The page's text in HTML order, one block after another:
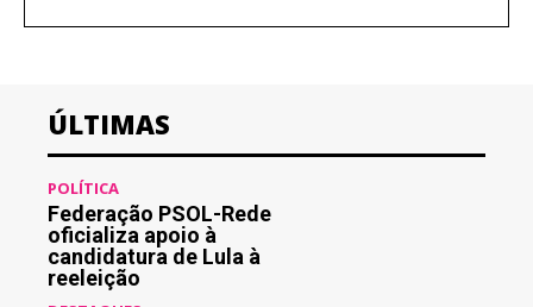
ÚLTIMAS
POLÍTICA
Federação PSOL-Rede
oficializa apoio à
candidatura de Lula à
reeleição